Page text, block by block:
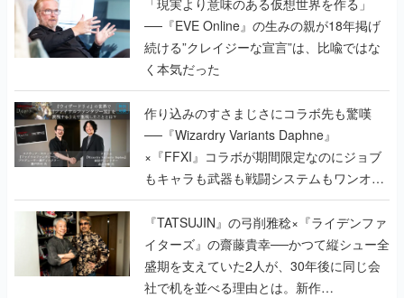
作り込みのすさまじさにコラボ先も驚嘆
──『Wizardry Variants Daphne』
×『FFXI』コラボが期間限定なのにジョブ
もキャラも武器も戦闘システムもワンオフ
で作り込まれた理由を両ディレクターに聞
く
『TATSUJIN』の弓削雅稔×『ライデンファ
イターズ』の齋藤貴幸──かつて縦シュー全
盛期を支えていた2人が、30年後に同じ会
社で机を並べる理由とは。新作
『TATSUJIN EXTREME』で初タッグを組
んだレジェンド2人に訊く開発秘話
実写映像1000分、ルート分岐100種類以
上。配信開始5日で100万本を売った、中国